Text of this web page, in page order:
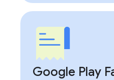
Google Play